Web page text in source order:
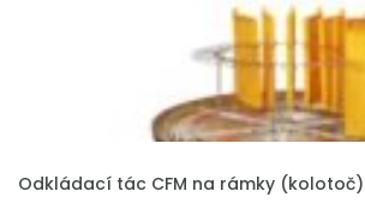
VLOŽIT DO KOŠÍKU
Odkládací tác CFM na rámky (kolotoč)